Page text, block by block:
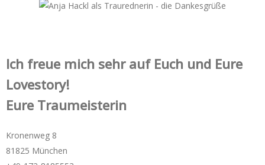
Ich freue mich sehr auf Euch und Eure
Lovestory!
Eure Traumeisterin
Kronenweg 8
81825 München